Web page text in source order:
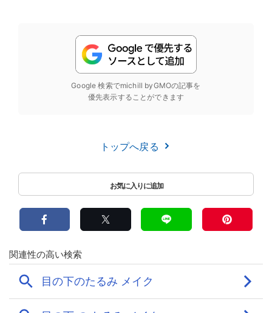
Google 検索でmichill byGMOの記事を
優先表示することができます
トップへ戻る